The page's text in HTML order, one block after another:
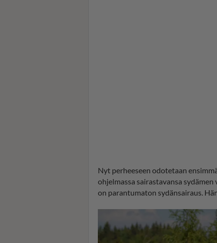
Nyt perheeseen odotetaan
ohjelmassa sairastavansa
on parantumaton sydänsairaus.